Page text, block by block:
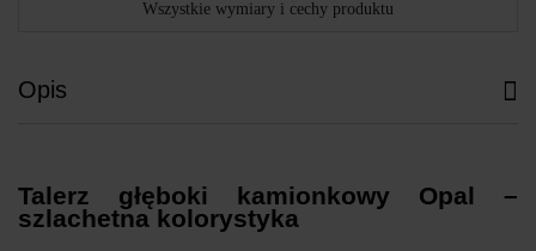
Wszystkie wymiary i cechy produktu
Opis
Talerz głęboki kamionkowy Opal –
szlachetna kolorystyka